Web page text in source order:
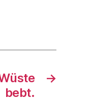
→
bebt.